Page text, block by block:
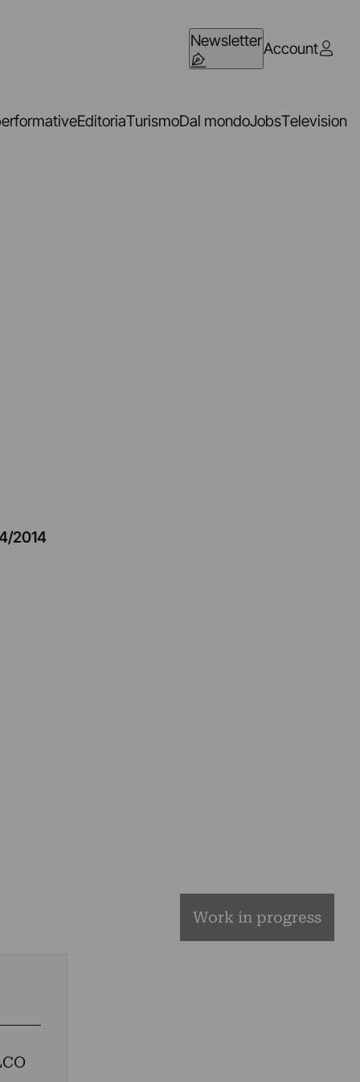
NewsletterAccount
EditoriaTurismoDal mondoJobsTelevision
2014
Work in progress